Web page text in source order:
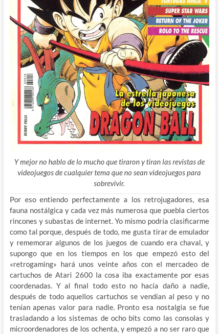
Y mejor no hablo de lo mucho que tiraron y tiran las revistas de
videojuegos de cualquier tema que no sean videojuegos para
sobrevivir.
Por eso entiendo perfectamente a los retrojugadores, esa
fauna nostálgica y cada vez más numerosa que puebla ciertos
rincones y subastas de internet. Yo mismo podría clasificarme
como tal porque, después de todo, me gusta tirar de emulador
yrememorar algunos de los juegos de cuando era chaval, y
supongo que en los tiempos en los que empezó esto del
«retrogaming» hará unos veinte años con el mercadeo de
cartuchos de Atari 2600 la cosa iba exactamente por esas
coordenadas. Y al final todo esto no hacía daño a nadie,
después de todo aquellos cartuchos se vendían al peso y no
tenían apenas valor para nadie. Pronto esa nostalgia se fue
trasladando a los sistemas de ocho bits como las consolas y
microordenadores de los ochenta, y empezó a no ser raro que